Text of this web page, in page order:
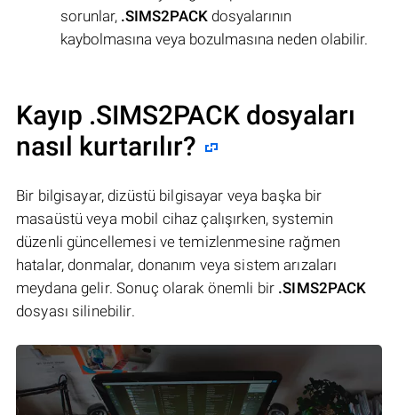
sorunlar, .SIMS2PACK dosyalarının
kaybolmasına veya bozulmasına neden olabilir.
Kayıp .SIMS2PACK dosyaları
nasıl kurtarılır?
Bir bilgisayar, dizüstü bilgisayar veya başka bir
masaüstü veya mobil cihaz çalışırken, systemin
düzenli güncellemesi ve temizlenmesine rağmen
hatalar, donmalar, donanım veya sistem arızaları
meydana gelir. Sonuç olarak önemli bir .SIMS2PACK
dosyası silinebilir.